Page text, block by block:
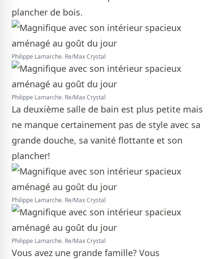
plancher de bois.
Philippe Lamarche. Re/Max Crystal
Philippe Lamarche. Re/Max Crystal
La deuxième salle de bain est plus petite mais
ne manque certainement pas de style avec sa
grande douche, sa vanité flottante et son
plancher!
Philippe Lamarche. Re/Max Crystal
Philippe Lamarche. Re/Max Crystal
Vous avez une grande famille? Vous